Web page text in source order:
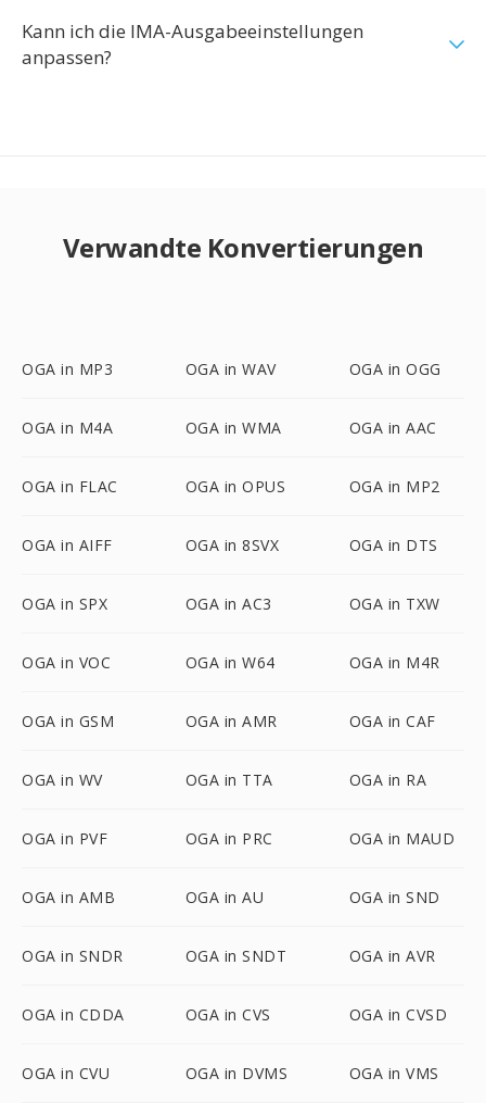
Kann ich die IMA-Ausgabeeinstellungen
anpassen?
Verwandte Konvertierungen
OGA in MP3 OGA in WAV OGA in OGG
OGA in M4A OGA in WMA OGA in AAC
OGA in FLAC OGA in OPUS OGA in MP2
OGA in AIFF OGA in 8SVX OGA in DTS
OGA in SPX OGA in AC3 OGA in TXW
OGA in VOC OGA in W64 OGA in M4R
OGA in GSM OGA in AMR OGA in CAF
OGA in WV OGA in TTA OGA in RA
OGA in PVF OGA in PRC OGA in MAUD
OGA in AMB OGA in AU OGA in SND
OGA in SNDR OGA in SNDT OGA in AVR
OGA in CDDA OGA in CVS OGA in CVSD
OGA in CVU OGA in DVMS OGA in VMS